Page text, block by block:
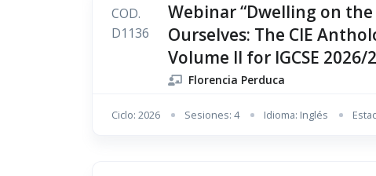
COD.
D1136
Webinar “Dwelling on
Ourselves: The CIE
Volume II for IGCSE 2026/
Florencia Perduca
Ciclo: 2026 Sesiones: 4 Idioma: Inglés